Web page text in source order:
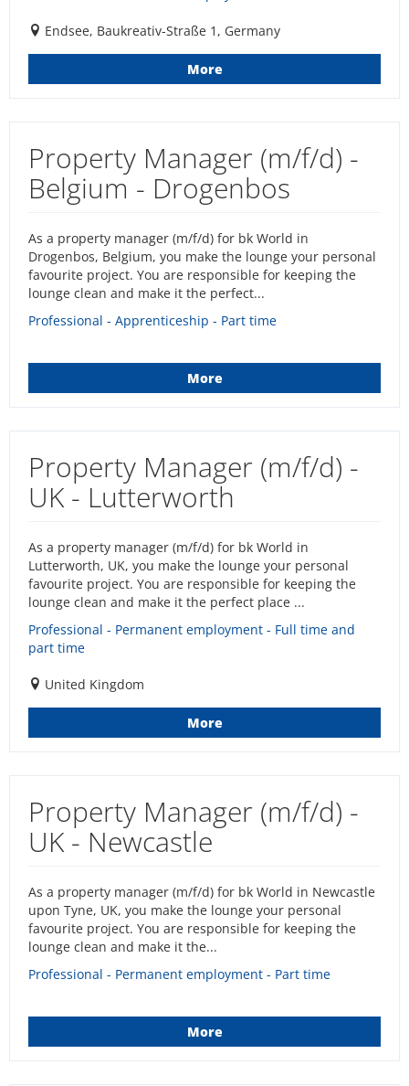
Endsee, Baukreativ-Straße 1, Germany
More
Property Manager (m/f/d) -
Belgium - Drogenbos
As a property manager (m/f/d) for bk World in
Drogenbos, Belgium, you make the lounge your personal
favourite project. You are responsible for keeping the
lounge clean and make it the perfect...
Professional - Apprenticeship - Part time
More
Property Manager (m/f/d) -
UK - Lutterworth
As a property manager (m/f/d) for bk World in
Lutterworth, UK, you make the lounge your personal
favourite project. You are responsible for keeping the
lounge clean and make it the perfect place ...
Professional - Permanent employment - Full time and
part time
United Kingdom
More
Property Manager (m/f/d) -
UK - Newcastle
As a property manager (m/f/d) for bk World in Newcastle
upon Tyne, UK, you make the lounge your personal
favourite project. You are responsible for keeping the
lounge clean and make it the...
Professional - Permanent employment - Part time
More